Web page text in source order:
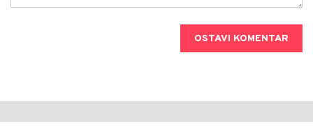
OSTAVI KOMENTAR